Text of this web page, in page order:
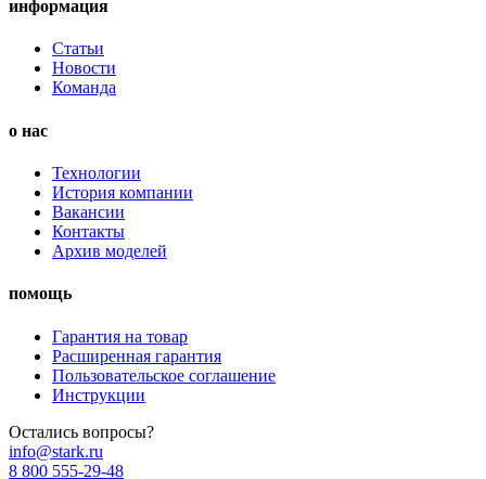
информация
Статьи
Новости
Команда
о нас
Технологии
История компании
Вакансии
Контакты
Архив моделей
помощь
Гарантия на товар
Расширенная гарантия
Пользовательское соглашение
Инструкции
Остались вопросы?
info@stark.ru
8 800 555-29-48